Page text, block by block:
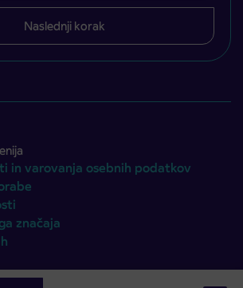
Naslednji korak
in varovanja osebnih podatkov
značaja